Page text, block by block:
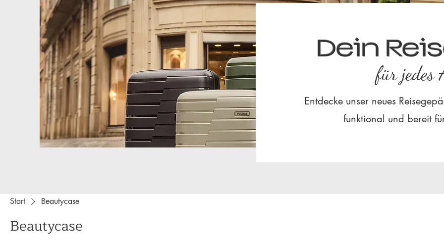
Dein
für jedes
Entdecke unser neues
funktional und bereit
Start Beautycase
Beautycase